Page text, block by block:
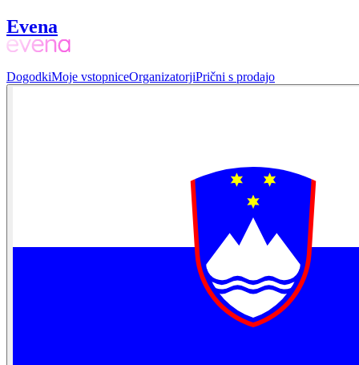
Evena
DogodkiMoje vstopniceOrganizatorjiPrični s prodajo